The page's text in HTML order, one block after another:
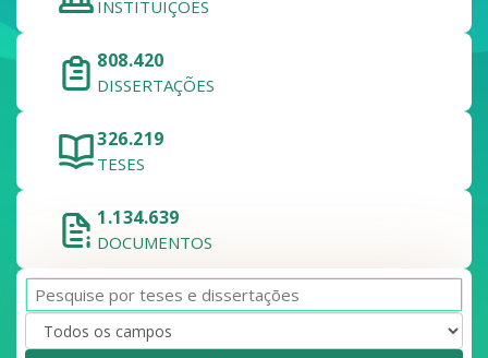
INSTITUIÇÕES
808.420
DISSERTAÇÕES
326.219
TESES
1.134.639
DOCUMENTOS